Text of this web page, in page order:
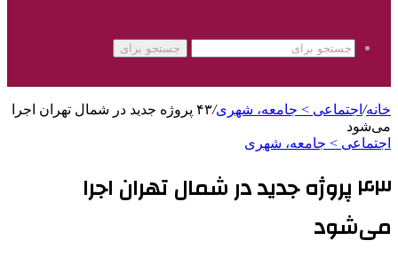
جستجو برای
خانه/ اجتماعی > جامعه، شهری/
۴۳ پروژه جدید در شمال تهران اجرا
می‌شود
اجتماعی > جامعه، شهری
۴۳ پروژه جدید در شمال تهران اجرا
می‌شود